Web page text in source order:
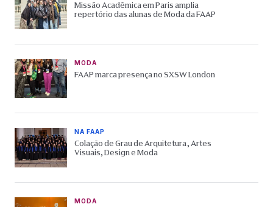
Missão Acadêmica em Paris amplia
repertório das alunas de Moda da FAAP
MODA
FAAP marca presença no SXSW London
NA FAAP
Colação de Grau de Arquitetura, Artes
Visuais, Design e Moda
MODA